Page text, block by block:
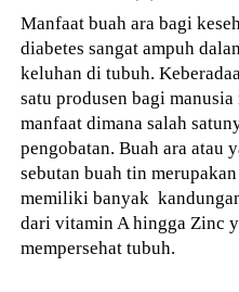
Manfaat buah ara bagi
diabetes sangat ampuh
keluhan di tubuh.
satu produsen bagi
manfaat dimana salah
pengobatan. Buah ara atau
sebutan buah tin
memiliki banyak
dari vitamin A hingga Zinc
mempersehat tubuh.